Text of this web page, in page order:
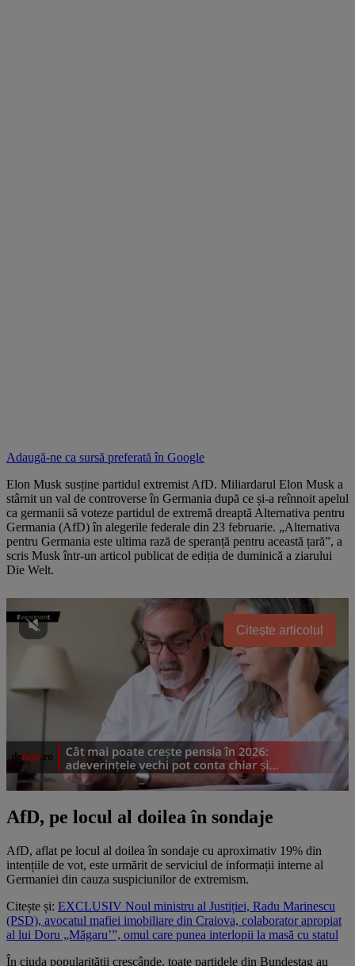
Adaugă-ne ca sursă preferată în Google
Elon Musk susține partidul extremist AfD. Miliardarul Elon Musk a
stârnit un val de controverse în Germania după ce și-a reînnoit apelul
ca germanii să voteze partidul de extremă dreaptă Alternativa pentru
Germania (AfD) în alegerile federale din 23 februarie. „Alternativa
pentru Germania este ultima rază de speranță pentru această țară”, a
scris Musk într-un articol publicat de ediția de duminică a ziarului
Die Welt.
Citește articolul
AfD, pe locul al doilea în sondaje
AfD, aflat pe locul al doilea în sondaje cu aproximativ 19% din
intențiile de vot, este urmărit de serviciul de informații interne al
Germaniei din cauza suspiciunilor de extremism.
Citește și: EXCLUSIV Noul ministru al Justiției, Radu Marinescu
(PSD), avocatul mafiei imobiliare din Craiova, colaborator apropiat
al lui Doru „Măgaru’”, omul care punea interlopii la masă cu statul
În ciuda popularității crescânde, toate partidele din Bundestag au